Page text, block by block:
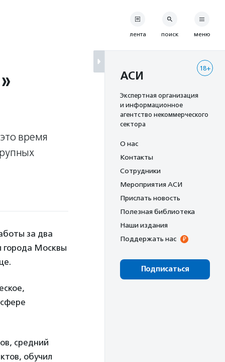
время
за два
города Москвы
средний
обучил
лента поиск меню
18+
АСИ
Экспертная организация
и информационное
агентство некоммерческого
сектора
О нас
Контакты
Сотрудники
Мероприятия АСИ
Прислать новость
Полезная библиотека
Наши издания
Поддержать нас
Подписаться